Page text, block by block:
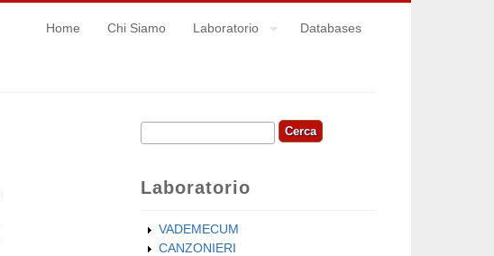
Home Chi Siamo Laboratorio Databases
Form di ricerca
Cerca
Laboratorio
VADEMECUM
CANZONIERI